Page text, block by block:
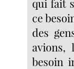
qui fait
ce
des
avions,
besoin